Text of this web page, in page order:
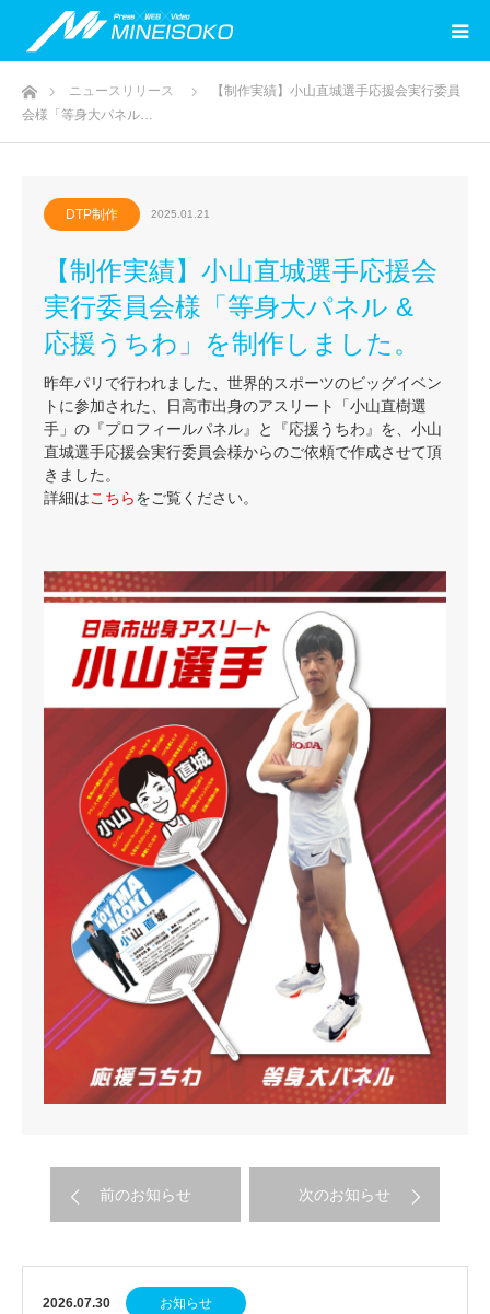
ホームニュースリリース
【制作実績】小山直城選手応援会実行委員
会様「等身大パネル…
DTP制作 2025.01.21
【制作実績】小山直城選手応援会
実行委員会様「等身大パネル &
応援うちわ」を制作しました。
昨年パリで行われました、世界的スポーツのビッグイベン
トに参加された、日高市出身のアスリート「小山直樹選
手」の『プロフィールパネル』と『応援うちわ』を、小山
直城選手応援会実行委員会様からのご依頼で作成させて頂
きました。
詳細はこちらをご覧ください。
前のお知らせ 次のお知らせ
2026.07.30 お知らせ